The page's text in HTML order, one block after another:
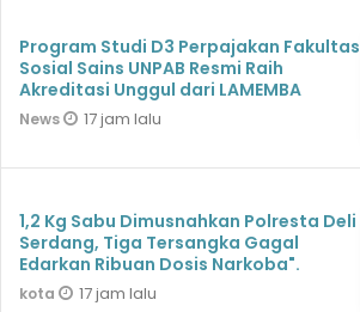
Program Studi D3 Perpajakan Fakultas
Sosial Sains UNPAB Resmi Raih
Akreditasi Unggul dari LAMEMBA
News 17 jam lalu
1,2 Kg Sabu Dimusnahkan Polresta Deli
Serdang, Tiga Tersangka Gagal
Edarkan Ribuan Dosis Narkoba".
kota 17 jam lalu